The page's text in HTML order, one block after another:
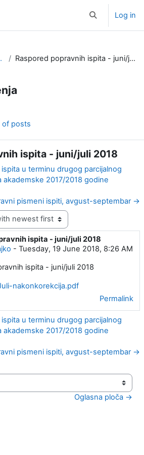
Toggle search
Log in
Raspored popravnih ispita - juni/juli 2018
of posts
ispita - juni/juli 2018
u terminu drugog parcijalnog
akademske 2017/2018 godine
pismeni ispiti, avgust-septembar →
ispita - juni/juli 2018
- Tuesday, 19 June 2018, 8:26 AM
0
ispita - juni/juli 2018
nakonkorekcija.pdf
Permalink
u terminu drugog parcijalnog
akademske 2017/2018 godine
pismeni ispiti, avgust-septembar →
Oglasna ploča →